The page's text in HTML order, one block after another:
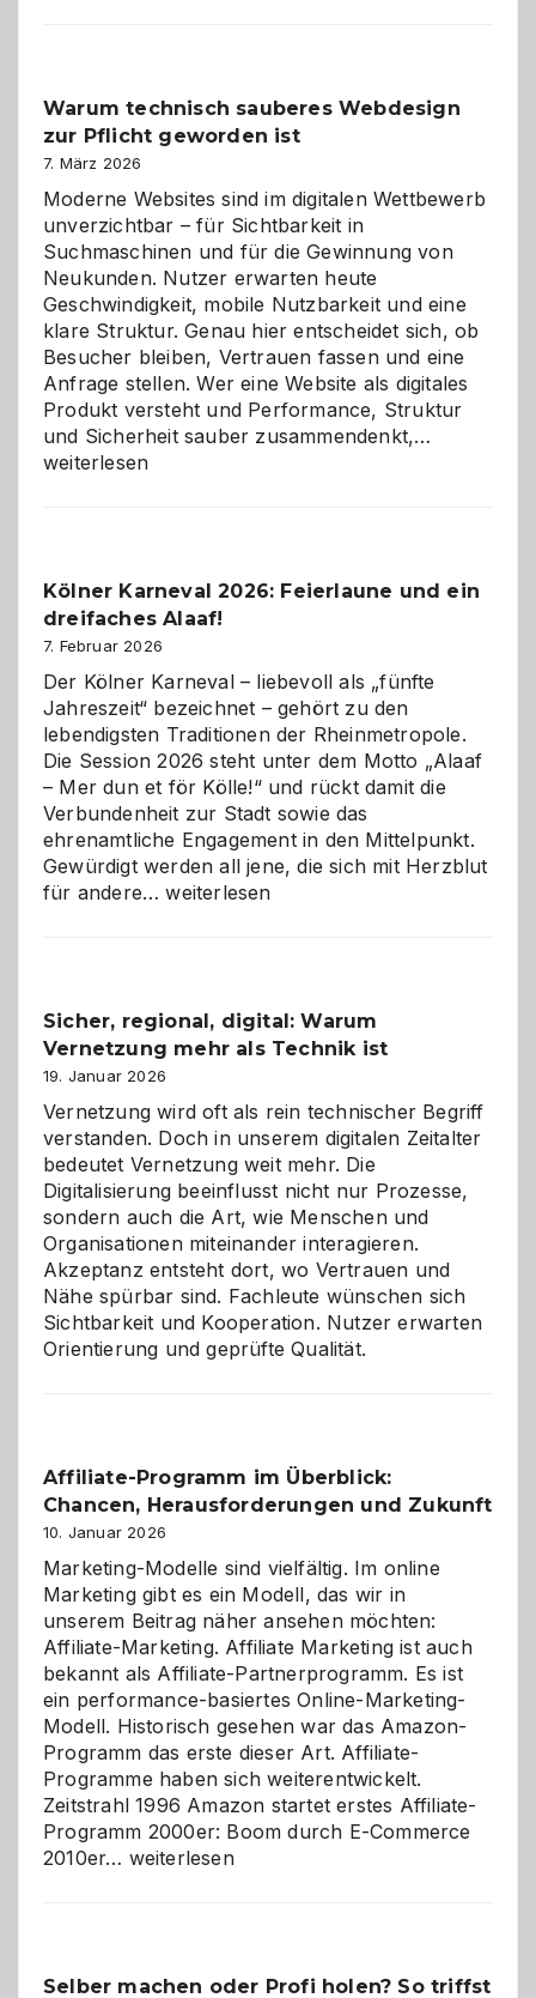
den
Logikrätseln
Warum technisch sauberes Webdesign
zur Pflicht geworden ist
7. März 2026
Moderne Websites sind im digitalen Wettbewerb
unverzichtbar – für Sichtbarkeit in
Suchmaschinen und für die Gewinnung von
Neukunden. Nutzer erwarten heute
Geschwindigkeit, mobile Nutzbarkeit und eine
klare Struktur. Genau hier entscheidet sich, ob
Besucher bleiben, Vertrauen fassen und eine
Anfrage stellen. Wer eine Website als digitales
Produkt versteht und Performance, Struktur
und Sicherheit sauber zusammendenkt,…
geworden
weiterlesen
Kölner Karneval 2026: Feierlaune und ein
dreifaches Alaaf!
7. Februar 2026
Der Kölner Karneval – liebevoll als „fünfte
Jahreszeit“ bezeichnet – gehört zu den
lebendigsten Traditionen der Rheinmetropole.
Die Session 2026 steht unter dem Motto „Alaaf
– Mer dun et för Kölle!“ und rückt damit die
Verbundenheit zur Stadt sowie das
ehrenamtliche Engagement in den Mittelpunkt.
Gewürdigt werden all jene, die sich mit Herzblut
für andere…Kölner
ein
dreifaches
Alaaf!
weiterlesen
Sicher, regional, digital: Warum
Vernetzung mehr als Technik ist
19. Januar 2026
Vernetzung wird oft als rein technischer Begriff
verstanden. Doch in unserem digitalen Zeitalter
bedeutet Vernetzung weit mehr. Die
Digitalisierung beeinflusst nicht nur Prozesse,
sondern auch die Art, wie Menschen und
Organisationen miteinander interagieren.
Akzeptanz entsteht dort, wo Vertrauen und
Nähe spürbar sind. Fachleute wünschen sich
Sichtbarkeit und Kooperation. Nutzer erwarten
Orientierung und geprüfte Qualität.
Affiliate-Programm im Überblick:
Chancen, Herausforderungen und Zukunft
10. Januar 2026
Marketing-Modelle sind vielfältig. Im online
Marketing gibt es ein Modell, das wir in
unserem Beitrag näher ansehen möchten:
Affiliate-Marketing. Affiliate Marketing ist auch
bekannt als Affiliate-Partnerprogramm. Es ist
ein performance-basiertes Online-Marketing-
Modell. Historisch gesehen war das Amazon-
Programm das erste dieser Art. Affiliate-
Programme haben sich weiterentwickelt.
Zeitstrahl 1996 Amazon startet erstes Affiliate-
Programm 2000er: Boom durch E-Commerce
2010er… Affiliate-
Herausforderungen
weiterlesen
Selber machen oder Profi holen? So triffst